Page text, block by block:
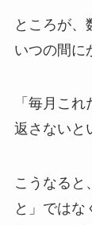
ところが、
いつの間に
「毎月こ
返さないと
こうなると
と」ではな